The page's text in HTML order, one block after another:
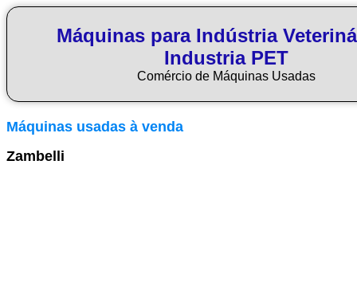
Máquinas para Indústria
Industria PET
Comércio de Máquinas Usadas
Máquinas usadas à venda
Zambelli